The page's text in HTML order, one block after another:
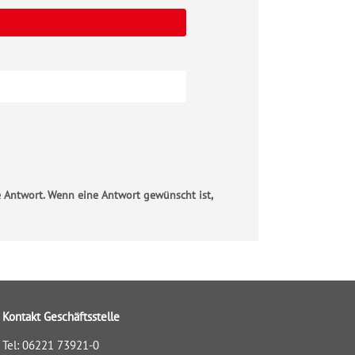
Wenn eine Antwort gewünscht ist,
Kontakt Geschäftsstelle
Tel: 06221 73921-0